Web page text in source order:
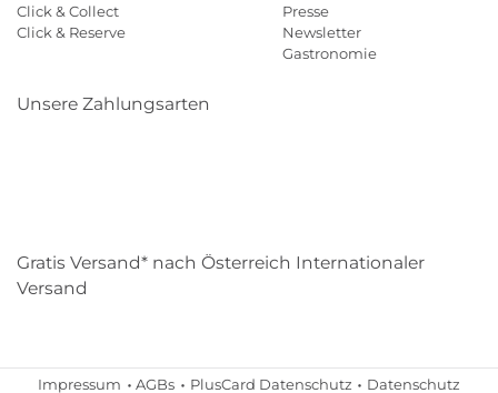
Click & Collect
Click & Reserve
Presse
Newsletter
Gastronomie
Unsere Zahlungsarten
Gratis Versand* nach Österreich Internationaler
Versand
Impressum AGBs PlusCard Datenschutz Datenschutz